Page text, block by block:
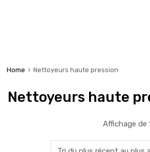
Home Nettoyeurs haute pression
Nettoyeurs haute
Affichage de